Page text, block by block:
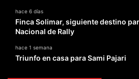
hace 6 días
Finca Solimar, siguiente destino
Nacional de Rally
hace 1 semana
Triunfo en casa para Sami Pajari